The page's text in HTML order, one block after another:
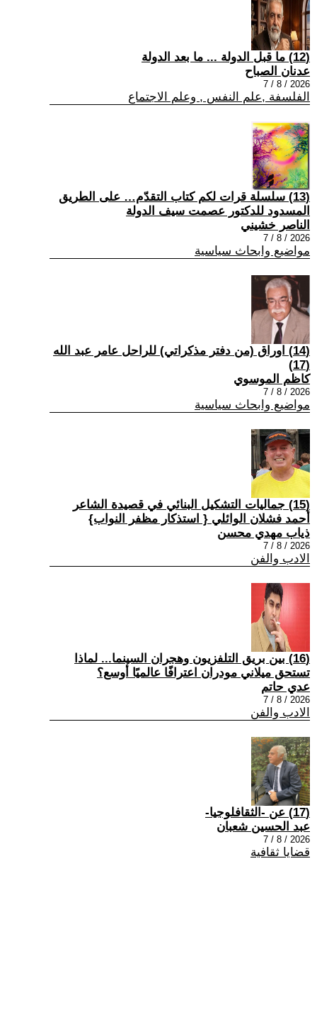
(12) ما قبل الدولة ... ما بعد الدولة
عدنان الصباح
2026 / 8 / 7
الفلسفة ,علم النفس , وعلم الاجتماع
(13) سلسلة قرات لكم كتاب التقدّم… على الطريق
المسدود للدكتور عصمت سيف الدولة
الناصر خشيني
2026 / 8 / 7
مواضيع وابحاث سياسية
(14) اوراق (من دفتر مذكراتي) للراحل عامر عبد الله
(17)
كاظم الموسوي
2026 / 8 / 7
مواضيع وابحاث سياسية
(15) جماليات التشكيل البنائي في قصيدة الشاعر
أحمد فشلان الوائلي { استذكار مظفر النواب}
ذياب مهدي محسن
2026 / 8 / 7
الادب والفن
(16) بين بريق التلفزيون وهجران السينما... لماذا
تستحق ميلاني مودران اعترافًا عالميًا أوسع؟
عدي حاتم
2026 / 8 / 7
الادب والفن
(17) عن -الثقافلوجيا-
عبد الحسين شعبان
2026 / 8 / 7
قضايا ثقافية